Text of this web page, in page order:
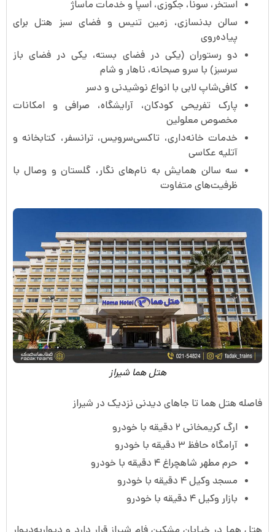
استخر، سونا، جکوزی، اسپا و خدمات ماساژ
سالن بدنسازی، زمین تنیس و فضای سبز هتل برای
پیاده‌روی
دو رستوران (یکی در فضای بسته، یکی در فضای باز
سرسبز) با سرو صبحانه، ناهار و شام
کافی‌شاپ لابی با انواع نوشیدنی و دسر
پارک تفریحی کودکان، آرایشگاه، صرافی و امکانات
مخصوص معلولین
خدمات خانه‌داری، تاکسی‌سرویس، ترانسفر، کتابخانه و
آتلیه عکاسی
سه سالن همایش به نام‌های نگار، گلستان و وصال با
ظرفیت‌های متفاوت
هتل هما شیراز
فاصله هتل هما تا جاهای دیدنی نزدیک در شیراز
ارگ کریمخانی ۲ دقیقه با خودرو
آرامگاه حافظ ۳ دقیقه با خودرو
حرم مطهر شاهچراغ ۴ دقیقه با خودرو
مسجد وکیل ۴ دقیقه با خودرو
بازار وکیل ۴ دقیقه با خودرو